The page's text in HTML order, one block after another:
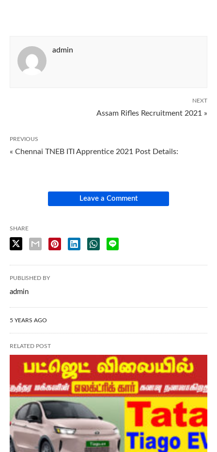
admin
NEXT
Assam Rifles Recruitment 2021 »
PREVIOUS
« Chennai TNEB ITI Apprentice 2021 Post Details:
Leave a Comment
SHARE
PUBLISHED BY
admin
5 YEARS AGO
RELATED POST